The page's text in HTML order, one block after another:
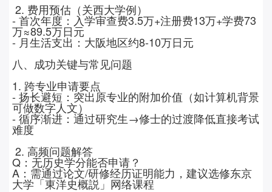
2. 费用预估（关西大学例）
- 首次年度：入学审查费3.5万+注册费13万+学费73
万≈89.5万日元
-月生活支出：大阪地区约8-10万日元
八、成功关键与常见问题
1. 跨专业申请要点
- 扬长避短：突出原专业的附加价值（如计算机背景
可做数字人文）
-循序渐进：通过研究生→修士的过渡降低直接考试
难度
2. 高频问题解答
Q ：无历史学分能否申请？
A：需通过论文/研修经历证明能力，建议选修东京
大学「東洋史概説」网络课程